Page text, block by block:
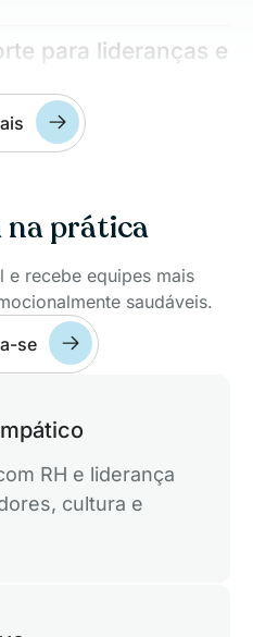
para lideranças e
sinais de
punem.
da empresa e
da empresa e
com foco em
Personalizada para
que se adapta ao
de sua equipe,
e colaboração.
prática
e recebe equipes mais
saudáveis.
se
RH e liderança
cultura e